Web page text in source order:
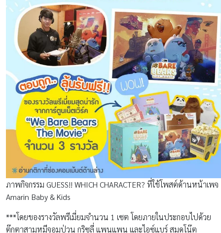
ภาพกิจกรรม GUESS!! WHICH CHARACTER? ที่ใช้โพสต์ด้านหน้าเพจ
Amarin Baby & Kids
***โดยของรางวัลพรีเมี่ยมจำนวน 1 เซต โดยภายในประกอบไปด้วย
ตุ๊กตาสามหมีจอมป่วน กริซลี่ แพนแพน และไอซ์แบร์ สมุดโน๊ต